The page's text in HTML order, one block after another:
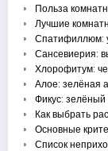
Польза
Лучшие
Спатифиллюм:
Сансевиерия:
Хлорофитум:
Алое: зелёная
Фикус:
Как выбрать
Основные
Список